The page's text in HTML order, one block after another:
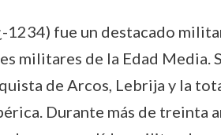
1234) fue un destacado
militares de la Edad
de Arcos, Lebrija y la
Durante más de treinta